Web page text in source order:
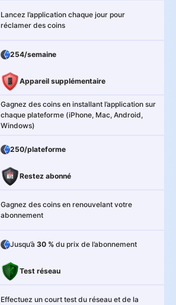
Lancez l’application chaque jour pour
réclamer des coins
254/semaine
Appareil supplémentaire
Gagnez des coins en installant l’application sur
chaque plateforme (iPhone, Mac, Android,
Windows)
250/plateforme
Restez abonné
Gagnez des coins en renouvelant votre
abonnement
Jusqu’à 30 % du prix de l’abonnement
Test réseau
Effectuez un court test du réseau et de la